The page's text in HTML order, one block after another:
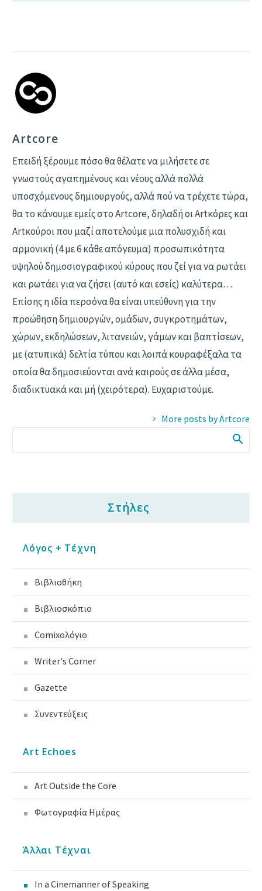
Artcore
Επειδή ξέρουμε πόσο θα θέλατε να μιλήσετε σε
γνωστούς αγαπημένους και νέους αλλά πολλά
υποσχόμενους δημιουργούς, αλλά πού να τρέχετε τώρα,
θα το κάνουμε εμείς στο Artcore, δηλαδή οι Αrtκόρες και
Artκούροι που μαζί αποτελούμε μια πολυσχιδή και
αρμονική (4 με 6 κάθε απόγευμα) προσωπικότητα
υψηλού δημοσιογραφικού κύρους που ζεί για να ρωτάει
και ρωτάει για να ζήσει (αυτό και εσείς) καλύτερα…
Επίσης η ιδία περσόνα θα είναι υπεύθυνη για την
προώθηση δημιουργών, ομάδων, συγκροτημάτων,
χώρων, εκδηλώσεων, λιτανειών, γάμων και βαπτίσεων,
με (ατυπικά) δελτία τύπου και λοιπά κουραφέξαλα τα
οποία θα δημοσιεύονται ανά καιρούς σε άλλα μέσα,
διαδικτυακά και μή (χειρότερα). Ευχαριστούμε.
More posts by Artcore
Στήλες
Λόγος + Τέχνη
Βιβλιοθήκη
Βιβλιοσκόπιο
Comixoλόγιο
Writer's Corner
Gazette
Συνεντεύξεις
Art Echoes
Art Outside the Core
Φωτογραφία Ημέρας
Άλλαι Τέχναι
In a Cinemanner of Speaking